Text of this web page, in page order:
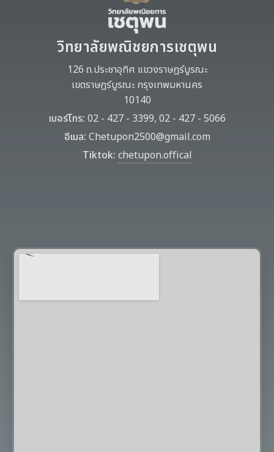
วิทยาลัยพณิชยการเชตุพน
126 ถ.ประชาอุทิศ แขวงราษฎร์บูรณะ
เขตราษฎร์บูรณะ กรุงเทพมหานคร
10140
เบอร์โทร: 02 - 427 - 3399, 02 - 427 - 5066
อีเมล: Chetupon2500@gmail.com
Tiktok: chetupon.offical